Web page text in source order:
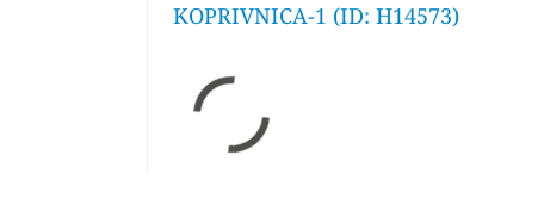
KOPRIVNICA-1 (ID: H14573)